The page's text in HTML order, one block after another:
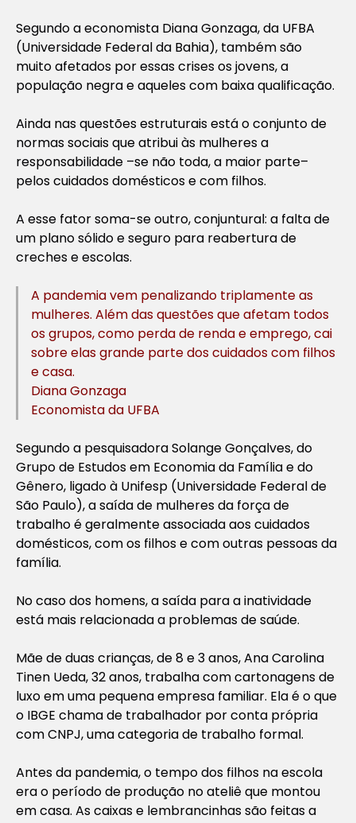
Segundo a economista Diana Gonzaga, da UFBA
(Universidade Federal da Bahia), também são
muito afetados por essas crises os jovens, a
população negra e aqueles com baixa qualificação.
Ainda nas questões estruturais está o conjunto de
normas sociais que atribui às mulheres a
responsabilidade –se não toda, a maior parte–
pelos cuidados domésticos e com filhos.
A esse fator soma-se outro, conjuntural: a falta de
um plano sólido e seguro para reabertura de
creches e escolas.
A pandemia vem penalizando triplamente as
mulheres. Além das questões que afetam todos
os grupos, como perda de renda e emprego, cai
sobre elas grande parte dos cuidados com filhos
e casa.
Diana Gonzaga
Economista da UFBA
Segundo a pesquisadora Solange Gonçalves, do
Grupo de Estudos em Economia da Família e do
Gênero, ligado à Unifesp (Universidade Federal de
São Paulo), a saída de mulheres da força de
trabalho é geralmente associada aos cuidados
domésticos, com os filhos e com outras pessoas da
família.
No caso dos homens, a saída para a inatividade
está mais relacionada a problemas de saúde.
Mãe de duas crianças, de 8 e 3 anos, Ana Carolina
Tinen Ueda, 32 anos, trabalha com cartonagens de
luxo em uma pequena empresa familiar. Ela é o que
o IBGE chama de trabalhador por conta própria
com CNPJ, uma categoria de trabalho formal.
Antes da pandemia, o tempo dos filhos na escola
era o período de produção no ateliê que montou
em casa. As caixas e lembrancinhas são feitas a